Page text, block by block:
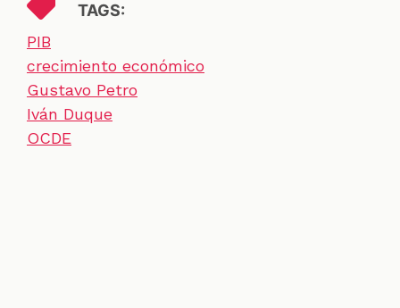
TAGS:
PIB
crecimiento económico
Gustavo Petro
Iván Duque
OCDE